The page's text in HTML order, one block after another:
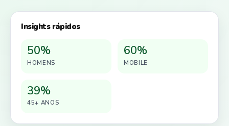
Insights rápidos
50%
HOMENS
60%
MOBILE
39%
45+ ANOS